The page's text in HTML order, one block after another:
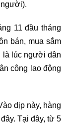
11 đầu tháng
bán, mua sắm
là lúc người dân
công lao động
dịp này, hàng
Tại đây, từ 5